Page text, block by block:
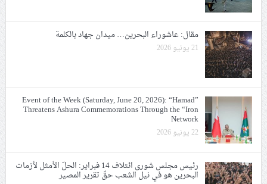
مقال: عاشوراء البحرين… ميدان جهاد بالكلمة
21 يونيو 2026
Event of the Week (Saturday, June 20, 2026): “Hamad”
Threatens Ashura Commemorations Through the “Iron
Network
22 يونيو 2026
رئيس مجلس شورى ائتلاف 14 فبراير: الحلّ الأمثل لأزمات
البحرين هو في نيل الشعب حقّ تقرير المصير